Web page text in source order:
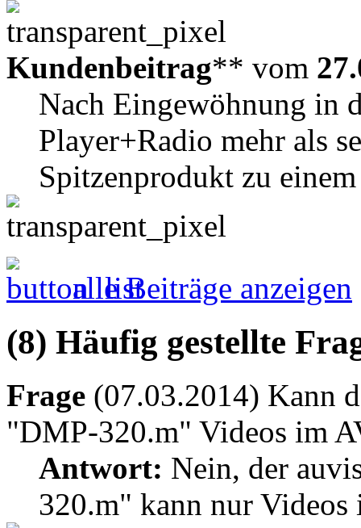
Kundenbeitrag** vom
Nach Eingewöhnung in
Player+Radio mehr als
Spitzenprodukt zu
alle Beiträge anzeigen
(8) Häufig gestellte
Frage (07.03.2014) Kann
"DMP-320.m" Videos im
Antwort: Nein, der
320.m" kann nur